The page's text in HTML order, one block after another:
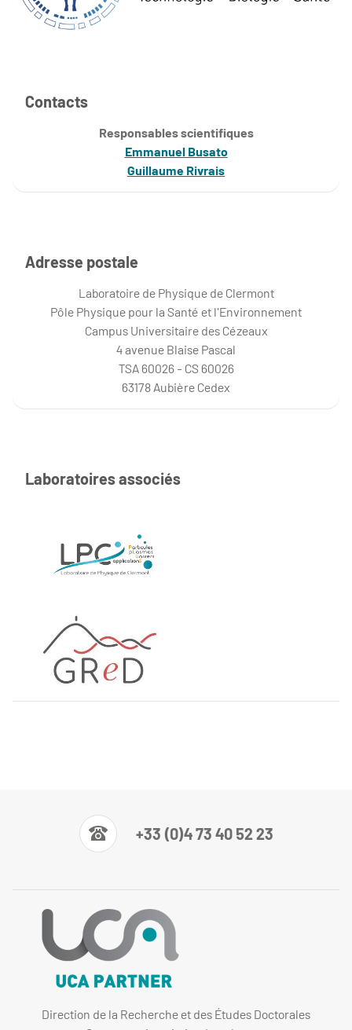
Contacts
Responsables scientifiques
Emmanuel Busato
Guillaume Rivrais
Adresse postale
Laboratoire de Physique de Clermont
Pôle Physique pour la Santé et l'Environnement
Campus Universitaire des Cézeaux
4 avenue Blaise Pascal
TSA 60026 - CS 60026
63178 Aubière Cedex
Laboratoires associés
+33 (0)4 73 40 52 23
Direction de la Recherche et des Études Doctorales